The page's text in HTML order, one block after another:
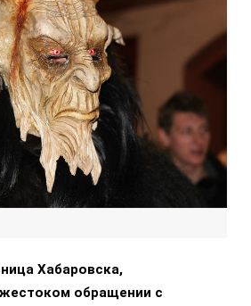
Хабаровска,
обращении с